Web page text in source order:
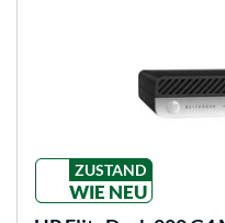
ZUSTAND
WIE NEU